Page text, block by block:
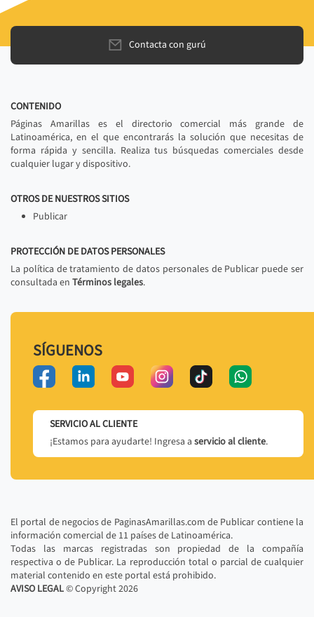
Contacta con gurú
CONTENIDO
Páginas Amarillas es el directorio comercial más grande de
Latinoamérica, en el que encontrarás la solución que necesitas de
forma rápida y sencilla. Realiza tus búsquedas comerciales desde
cualquier lugar y dispositivo.
OTROS DE NUESTROS SITIOS
Publicar
PROTECCIÓN DE DATOS PERSONALES
La política de tratamiento de datos personales de Publicar puede ser
consultada en Términos legales.
SÍGUENOS
SERVICIO AL CLIENTE
¡Estamos para ayudarte! Ingresa a servicio al cliente.
El portal de negocios de PaginasAmarillas.com de Publicar contiene la
información comercial de 11 países de Latinoamérica.
Todas las marcas registradas son propiedad de la compañía
respectiva o de Publicar. La reproducción total o parcial de cualquier
material contenido en este portal está prohibido.
AVISO LEGAL© Copyright2026